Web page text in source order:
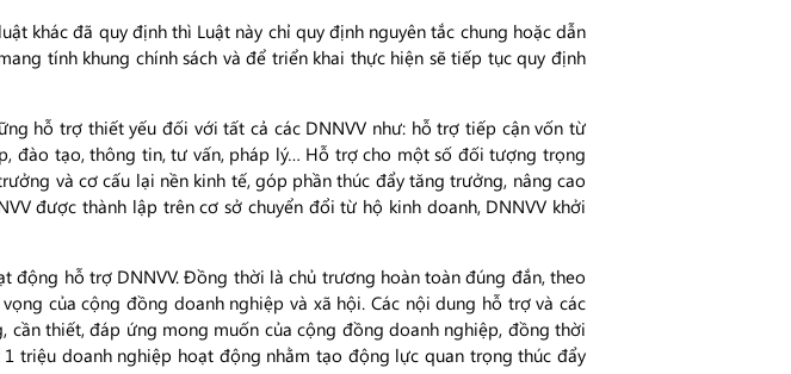
khác đã quy định thì Luật này chỉ quy định nguyên tắc chung hoặc dẫn
tính khung chính sách và để triển khai thực hiện sẽ tiếp tục quy định
hỗ trợ thiết yếu đối với tất cả các DNNVV như: hỗ trợ tiếp cận vốn từ
đào tạo, thông tin, tư vấn, pháp lý… Hỗ trợ cho một số đối tượng trọng
và cơ cấu lại nền kinh tế, góp phần thúc đẩy tăng trưởng, nâng cao
được thành lập trên cơ sở chuyển đổi từ hộ kinh doanh, DNNVV khởi
động hỗ trợ DNNVV. Đồng thời là chủ trương hoàn toàn đúng đắn, theo
của cộng đồng doanh nghiệp và xã hội. Các nội dung hỗ trợ và các
thiết, đáp ứng mong muốn của cộng đồng doanh nghiệp, đồng thời
triệu doanh nghiệp hoạt động nhằm tạo động lực quan trọng thúc đẩy